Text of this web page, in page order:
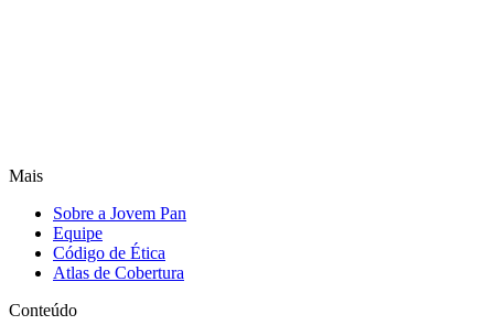
Mais
Sobre a Jovem Pan
Equipe
Código de Ética
Atlas de Cobertura
Conteúdo